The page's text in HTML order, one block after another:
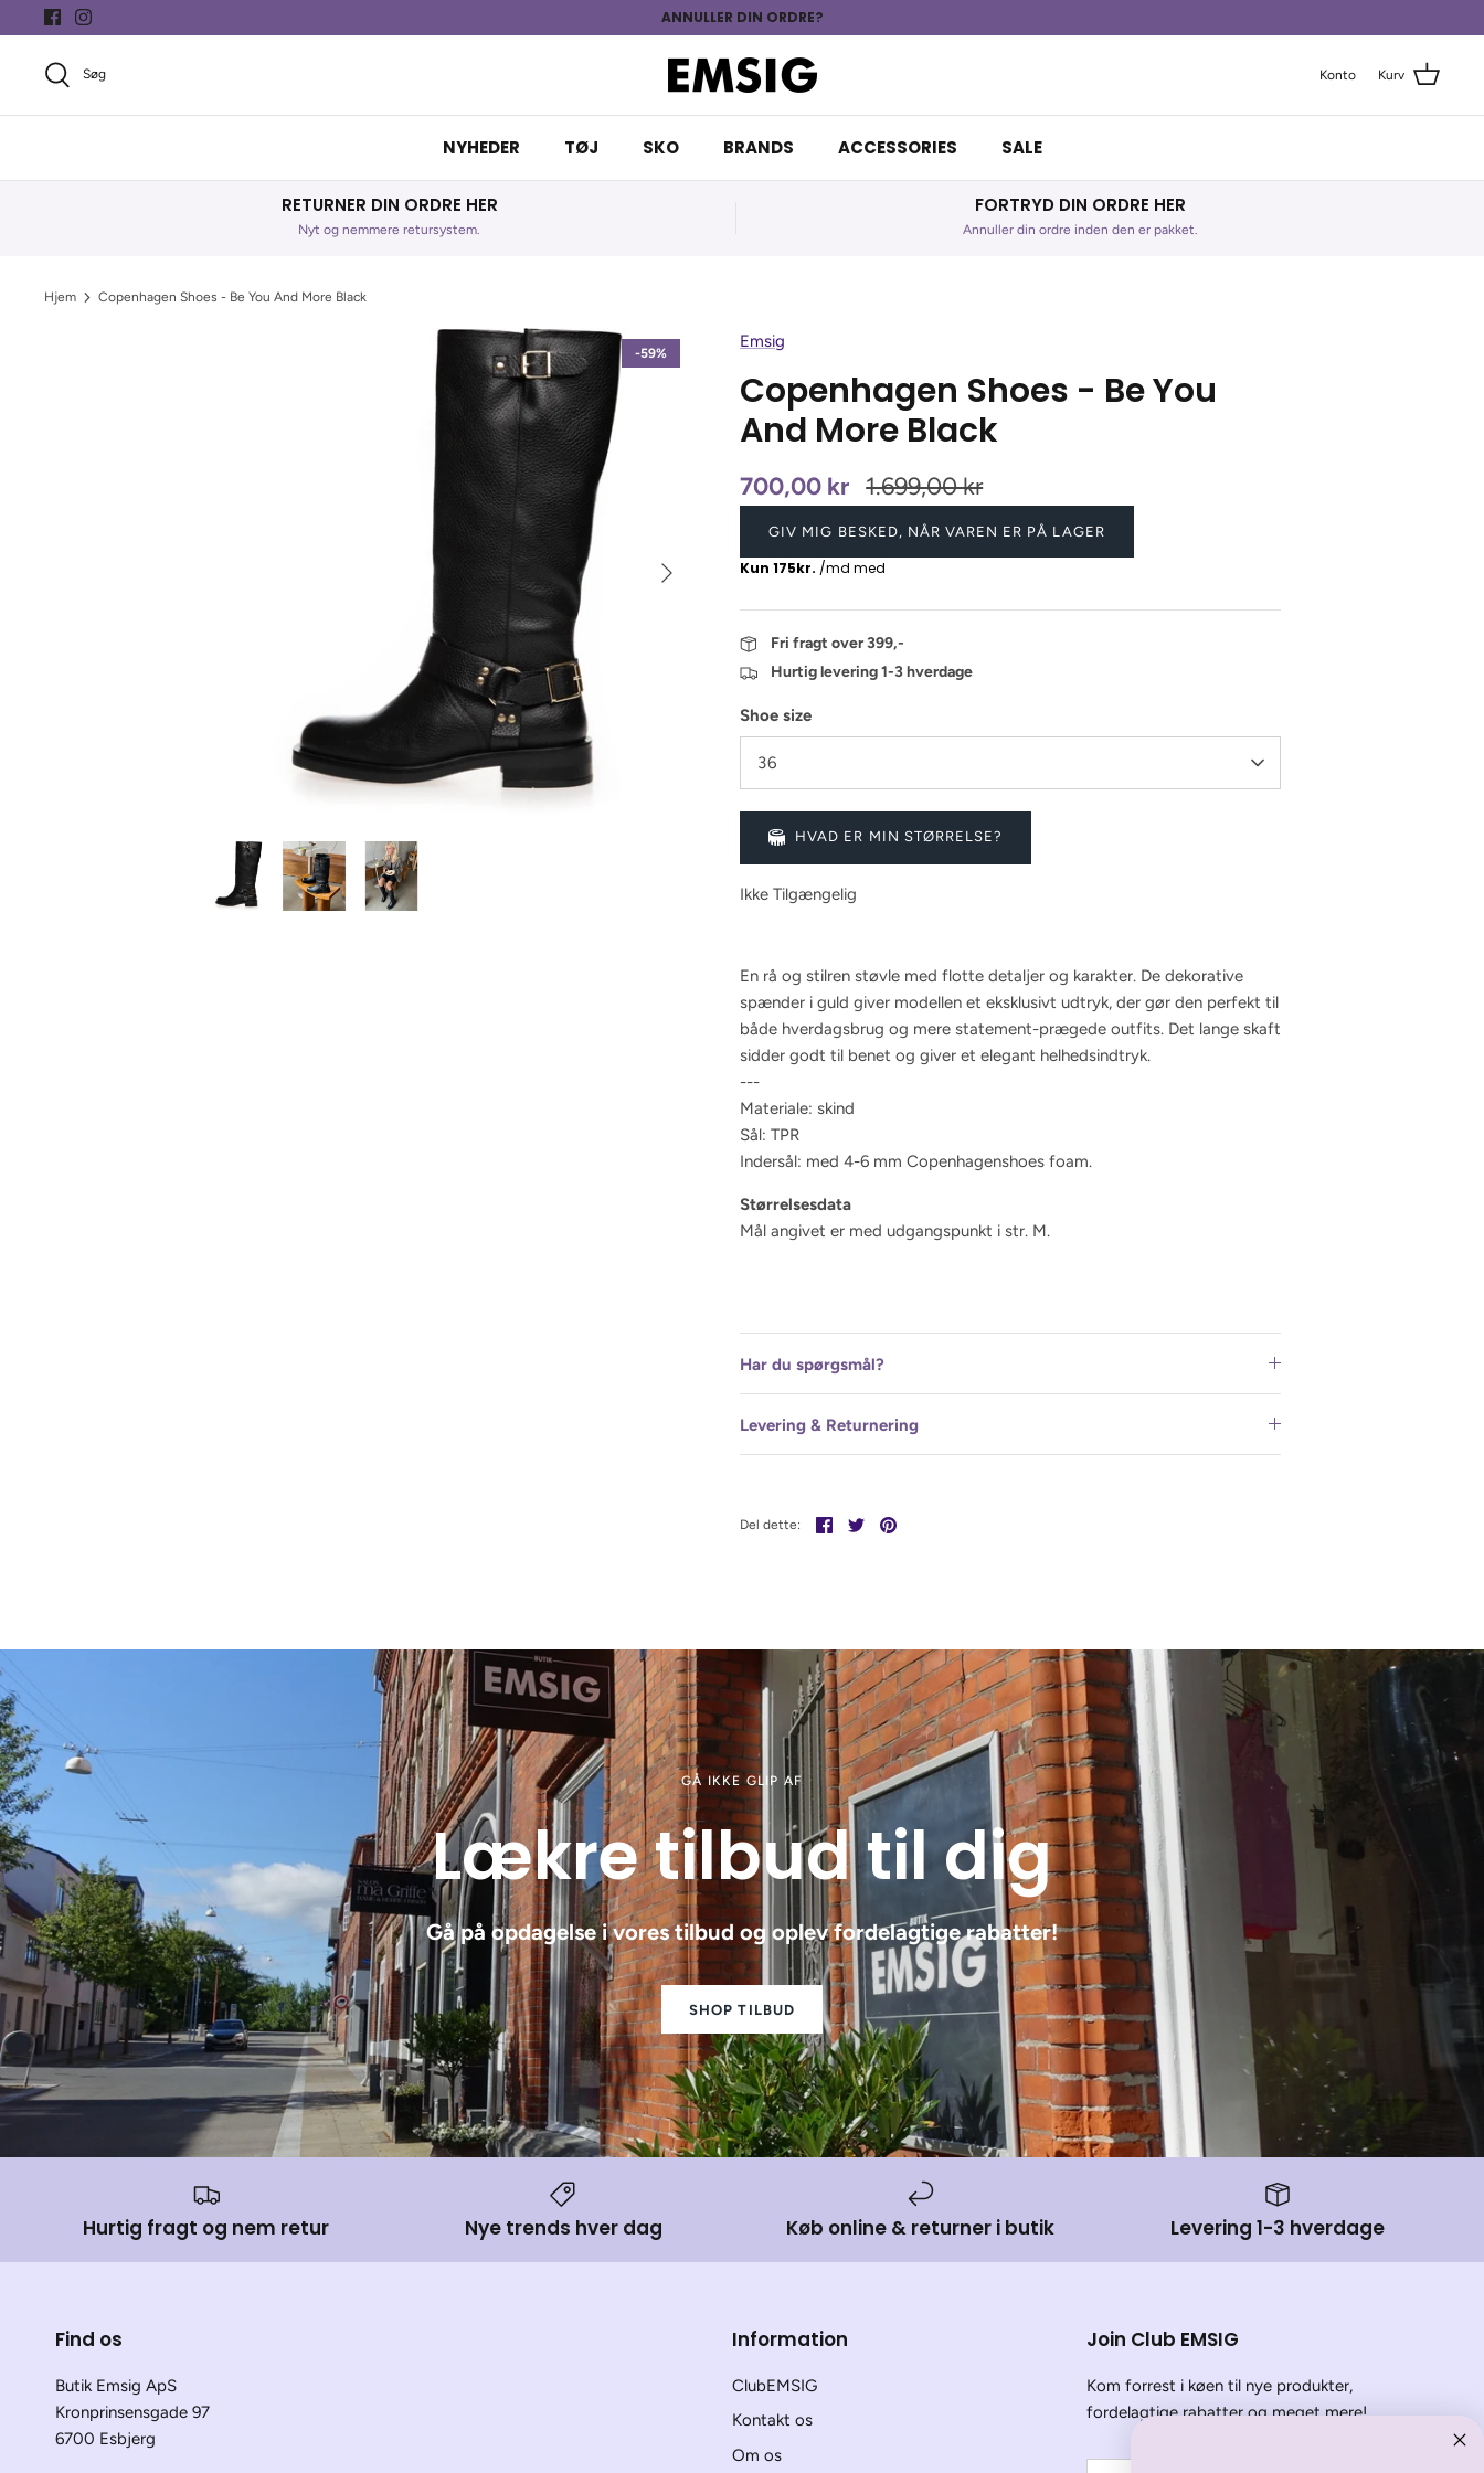
til
indhold
ANNULLER DIN ORDRE?
Søg Konto Kurv
NYHEDER TØJ SKO BRANDS ACCESSORIES SALE
RETURNER DIN ORDRE HER
Nyt og nemmere retursystem.
FORTRYD DIN ORDRE HER
Annuller din ordre inden den er pakket.
Hjem Copenhagen Shoes - Be You And More Black
-59%
Emsig
Copenhagen Shoes - Be You
And More Black
700,00 kr 1.699,00 kr
GIV MIG BESKED, NÅR VAREN ER PÅ LAGER
Fri fragt over 399,-
Hurtig levering 1-3 hverdage
Shoe size
36
HVAD ER MIN STØRRELSE?
Ikke Tilgængelig
En rå og stilren støvle med flotte detaljer og karakter. De dekorative
spænder i guld giver modellen et eksklusivt udtryk, der gør den perfekt til
både hverdagsbrug og mere statement-prægede outfits. Det lange skaft
sidder godt til benet og giver et elegant helhedsindtryk.
---
Materiale: skind
Sål: TPR
Indersål: med 4-6 mm Copenhagenshoes foam.
Størrelsesdata
Mål angivet er med udgangspunkt i str. M.
Har du spørgsmål?
Levering & Returnering
Del dette: Del TweetPin
GÅ IKKE GLIP AF
Lækre tilbud til dig
Gå på opdagelse i vores tilbud og oplev fordelagtige rabatter!
SHOP TILBUD
Hurtig fragt og nem retur Nye trends hver dag Køb online & returner i butik Levering 1-3 hverdage
Find os
Butik Emsig ApS
Kronprinsensgade 97
6700 Esbjerg
Information
ClubEMSIG
Kontakt os
Om os
Join Club EMSIG
Kom forrest i køen til nye produkter,
fordelagtige rabatter og meget mere!